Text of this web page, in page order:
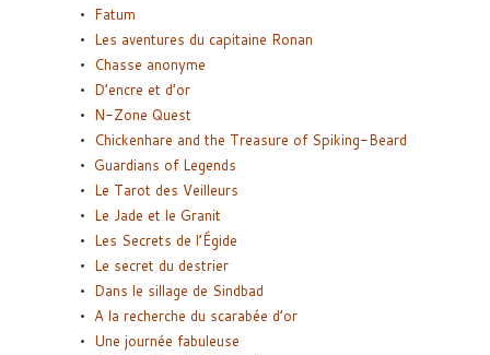
Fatum
Les aventures du capitaine Ronan
Chasse anonyme
D’encre et d’or
N-Zone Quest
Chickenhare and the Treasure of Spiking-Beard
Guardians of Legends
Le Tarot des Veilleurs
Le Jade et le Granit
Les Secrets de l’Égide
Le secret du destrier
Dans le sillage de Sindbad
A la recherche du scarabée d’or
Une journée fabuleuse